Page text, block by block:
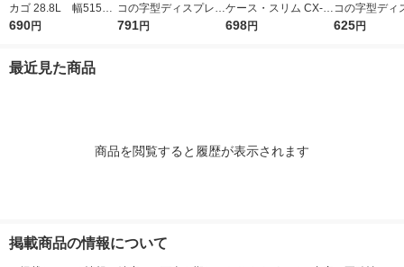
カゴ 28.8L 幅515×
奥行358×高さ252mm
690円
コの字型ディスプレイ
L 1個 オリジナル
791円
ケース・スリム CX-0
02-J 1個 小銭ケース
698円
コの字型ディ
M 1個 オリジ
625円
最近見た商品
商品を閲覧すると履歴が表示されます
掲載商品の情報について